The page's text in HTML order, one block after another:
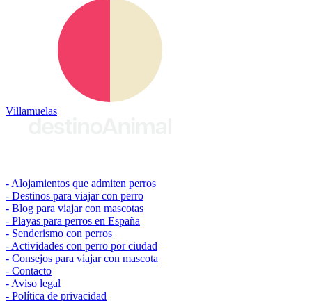
Villamuelas
Alojamientos que admiten perros
Destinos para viajar con perro
Blog para viajar con mascotas
Playas para perros en España
Senderismo con perros
Actividades con perro por ciudad
Consejos para viajar con mascota
Contacto
Aviso legal
Política de privacidad